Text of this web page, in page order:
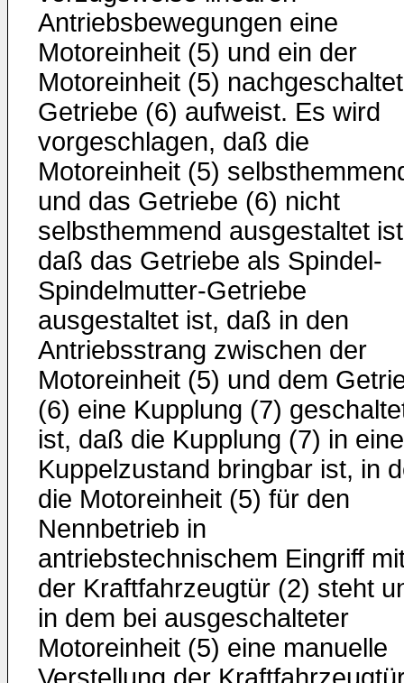
Antriebsbewegungen eine
Motoreinheit (5) und ein der
Motoreinheit (5)
Getriebe (6) aufweist. Es wird
vorgeschlagen, daß die
Motoreinheit (5)
und das Getriebe (6) nicht
selbsthemmend ausgestaltet
daß das Getriebe als Spindel-
Spindelmutter-Getriebe
ausgestaltet ist, daß in den
Antriebsstrang zwischen der
Motoreinheit (5) und dem
(6) eine Kupplung (7)
ist, daß die Kupplung (7) in
Kuppelzustand bringbar ist, in
die Motoreinheit (5) für den
Nennbetrieb in
antriebstechnischem Eingriff
der Kraftfahrzeugtür (2) steht
in dem bei ausgeschalteter
Motoreinheit (5) eine manuelle